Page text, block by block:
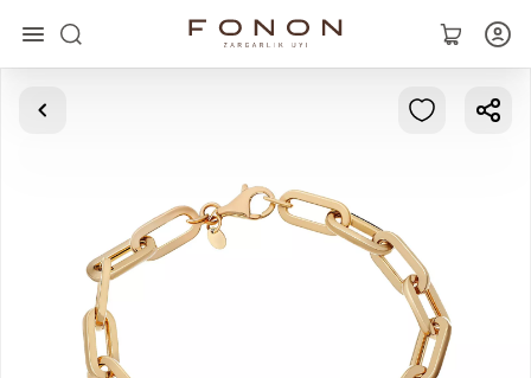
Asosiy
Ziraklar
Bilaguzuklar